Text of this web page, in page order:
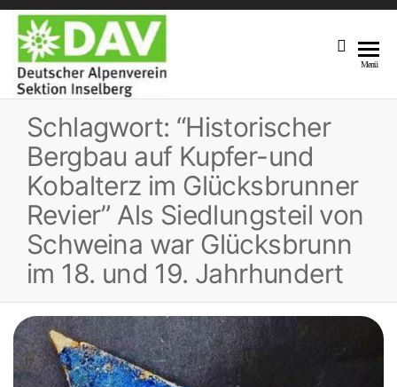
Sektion
Inselberg
Am Fuße
Des 916,5
M Hohen
Inselberges
Menü
Schlagwort: “Historischer
Bergbau auf Kupfer-und
Kobalterz im Glücksbrunner
Revier” Als Siedlungsteil von
Schweina war Glücksbrunn
im 18. und 19. Jahrhundert